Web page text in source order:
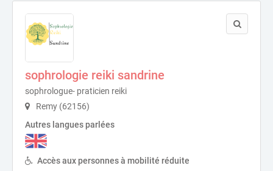
sophrologie reiki sandrine
sophrologue- praticien reiki
Remy (62156)
Autres langues parlées
Accès aux personnes à mobilité réduite